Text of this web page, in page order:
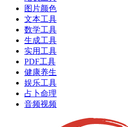
图片颜色
文本工具
数学工具
生成工具
实用工具
PDF工具
健康养生
娱乐工具
占卜命理
音频视频